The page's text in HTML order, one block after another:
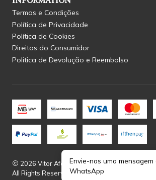
Termos e Condições
Política de Privacidade
Política de Cookies
Direitos do Consumidor
Politica de Devolução e Reembolso
2026 Vitor Afonso.
All Rights Reserved.Powered by Jumpseller
Envie-nos uma mensagem
WhatsApp